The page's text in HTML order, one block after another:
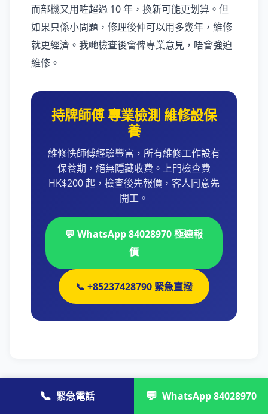
而部機又用咗超過 10 年，換新可能更划算。但
如果只係小問題，修理後仲可以用多幾年，維修
就更經濟。我哋檢查後會俾專業意見，唔會強迫
維修。
持牌師傅 專業檢測 維修設保
養
維修快師傅經驗豐富，所有維修工作設有
保養期，絕無隱藏收費。上門檢查費
HK$200 起，檢查後先報價，客人同意先
開工。
💬 WhatsApp 84028970 極速報
價
📞 +85237428790 緊急直撥
📞 緊急電話 💬 WhatsApp 84028970